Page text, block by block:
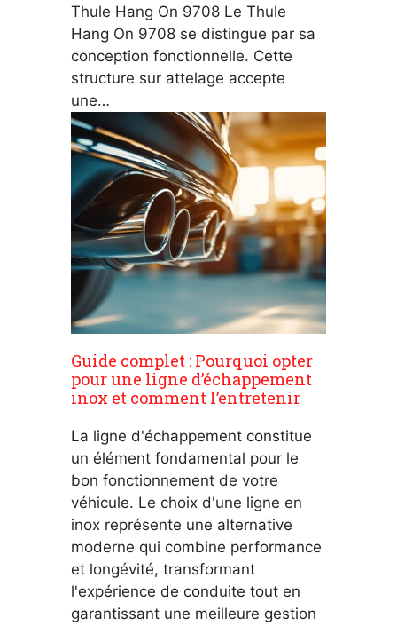
Thule Hang On 9708 Le Thule
Hang On 9708 se distingue par sa
conception fonctionnelle. Cette
structure sur attelage accepte
une…
Guide complet : Pourquoi opter
pour une ligne d’échappement
inox et comment l’entretenir
La ligne d'échappement constitue
un élément fondamental pour le
bon fonctionnement de votre
véhicule. Le choix d'une ligne en
inox représente une alternative
moderne qui combine performance
et longévité, transformant
l'expérience de conduite tout en
garantissant une meilleure gestion